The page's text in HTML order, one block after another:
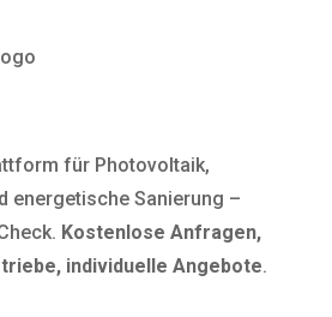
für Photovoltaik,
energetische Sanierung –
Kostenlose Anfragen,
individuelle Angebote.